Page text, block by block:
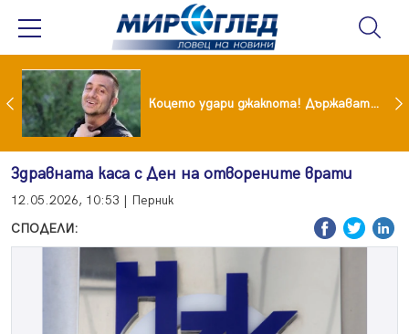
Тишина преди бурята! Защо Саня Армутлиева продължава да мълчи за раздялата с Дара? Коцето удари джакпота! Държавата му плаща 95 000 евро
Здравната каса с Ден на отворените врати
12.05.2026, 10:53 | Перник
СПОДЕЛИ: